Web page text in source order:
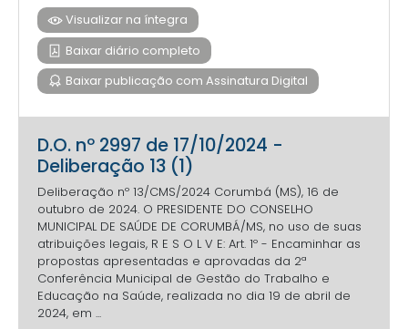
Visualizar na íntegra
Baixar diário completo
Baixar publicação com Assinatura Digital
D.O. nº 2997 de 17/10/2024 -
Deliberação 13 (1)
Deliberação nº 13/CMS/2024 Corumbá (MS), 16 de
outubro de 2024. O PRESIDENTE DO CONSELHO
MUNICIPAL DE SAÚDE DE CORUMBÁ/MS, no uso de suas
atribuições legais, R E S O L V E: Art. 1º - Encaminhar as
propostas apresentadas e aprovadas da 2ª
Conferência Municipal de Gestão do Trabalho e
Educação na Saúde, realizada no dia 19 de abril de
2024, em ...